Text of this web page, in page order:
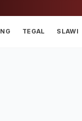
TEGAL SLAWI